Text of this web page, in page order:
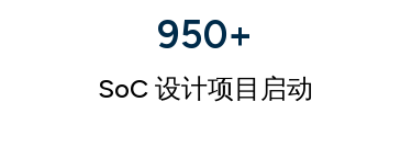
950+
SoC 设计项目启动